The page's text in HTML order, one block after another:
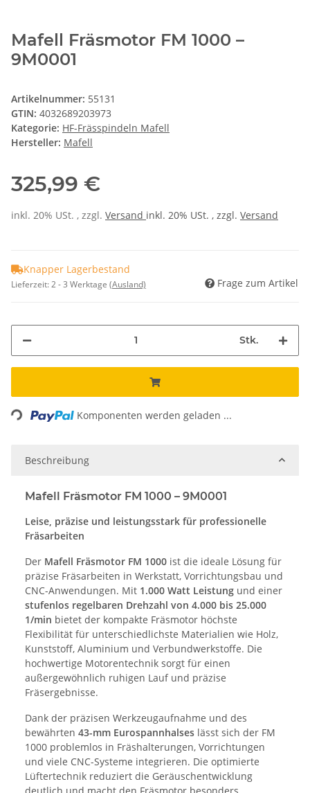
Mafell Fräsmotor FM 1000 –
9M0001
Artikelnummer: 55131
GTIN: 4032689203973
Kategorie: HF-Frässpindeln Mafell
Hersteller: Mafell
325,99 €
inkl. 20% USt. , zzgl. Versand inkl. 20% USt. , zzgl. Versand
Knapper Lagerbestand
Lieferzeit:2 - 3 Werktage (Ausland) Frage zum Artikel
Stk.
Komponenten werden geladen ...
Beschreibung
Mafell Fräsmotor FM 1000 – 9M0001
Leise, präzise und leistungsstark für professionelle
Fräsarbeiten
Der Mafell Fräsmotor FM 1000 ist die ideale Lösung für
präzise Fräsarbeiten in Werkstatt, Vorrichtungsbau und
CNC-Anwendungen. Mit 1.000 Watt Leistung und einer
stufenlos regelbaren Drehzahl von 4.000 bis 25.000
1/min bietet der kompakte Fräsmotor höchste
Flexibilität für unterschiedlichste Materialien wie Holz,
Kunststoff, Aluminium und Verbundwerkstoffe. Die
hochwertige Motorentechnik sorgt für einen
außergewöhnlich ruhigen Lauf und präzise
Fräsergebnisse.
Dank der präzisen Werkzeugaufnahme und des
bewährten 43-mm Eurospannhalses lässt sich der FM
1000 problemlos in Fräshalterungen, Vorrichtungen
und viele CNC-Systeme integrieren. Die optimierte
Lüftertechnik reduziert die Geräuschentwicklung